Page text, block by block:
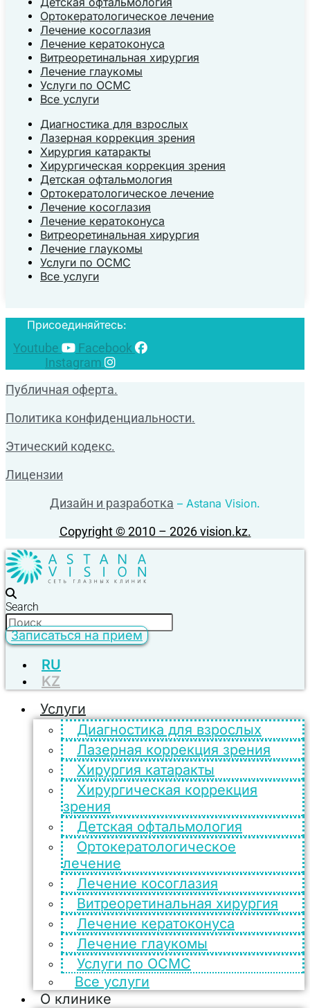
Ортокератологическое лечение
Лечение косоглазия
Лечение кератоконуса
Витреоретинальная хирургия
Лечение глаукомы
Услуги по ОСМС
Все услуги
Диагностика для взрослых
Лазерная коррекция зрения
Хирургия катаракты
Хирургическая коррекция зрения
Детская офтальмология
Ортокератологическое лечение
Лечение косоглазия
Лечение кератоконуса
Витреоретинальная хирургия
Лечение глаукомы
Услуги по ОСМС
Все услуги
Присоединяйтесь:
Youtube
Facebook
Instagram
Публичная оферта.
Политика конфиденциальности.
Этический кодекс.
Лицензии
Дизайн и разработка – Astana Vision.
Copyright © 2010 – 2026 vision.kz.
Search
Записаться на прием
RU
KZ
Услуги
Диагностика для взрослых
Лазерная коррекция зрения
Хирургия катаракты
Хирургическая коррекция
зрения
Детская офтальмология
Ортокератологическое
лечение
Лечение косоглазия
Витреоретинальная хирургия
Лечение кератоконуса
Лечение глаукомы
Услуги по ОСМС
Все услуги
О клинике